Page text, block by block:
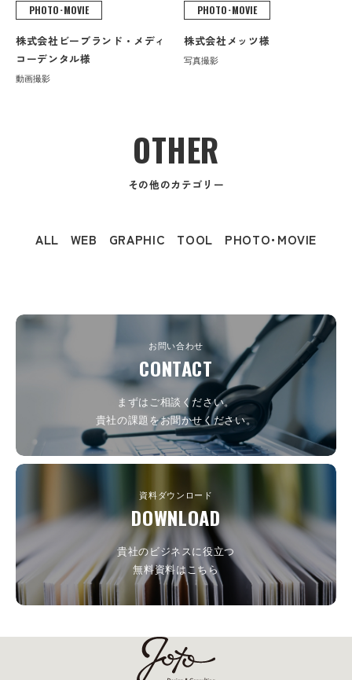
PHOTO･MOVIE
株式会社ビーブランド・メディ
コーデンタル様
動画撮影
PHOTO･MOVIE
株式会社メッツ様
写真撮影
OTHER
その他のカテゴリー
ALL WEB GRAPHIC TOOL PHOTO･MOVIE
資料ダウンロード
DOWNLOAD
貴社のビジネスに役立つ
無料資料はこちら
お問い合わせ
CONTACT
まずはご相談ください。
貴社の課題をお聞かせください。